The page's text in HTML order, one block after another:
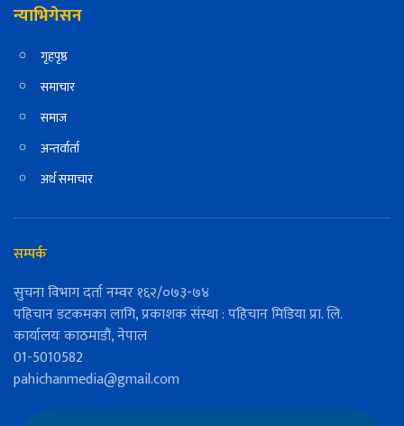
न्याभिगेसन
गृहपृष्ठ
समाचार
समाज
अन्तर्वार्ता
अर्थ समाचार
सम्पर्क
सुचना विभाग दर्ता नम्वर १६२/०७३-७४
पहिचान डटकमका लागि, प्रकाशक संस्था : पहिचान मिडिया प्रा. लि.
कार्यालयः काठमाडौं, नेपाल
01-5010582
pahichanmedia@gmail.com